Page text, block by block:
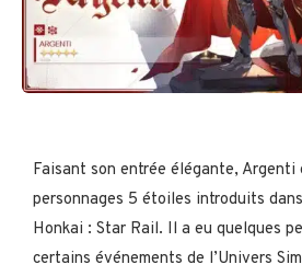
Faisant son entrée élégante, Argenti
personnages 5 étoiles introduits
Honkai : Star Rail. Il a eu quelques
certains événements de l’Univers